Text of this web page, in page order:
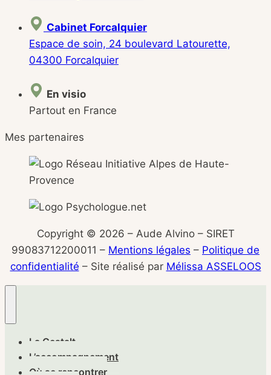
Cabinet Forcalquier
Espace de soin, 24 boulevard Latourette,
04300 Forcalquier
En visio
Partout en France
Mes partenaires
Copyright © 2026 – Aude Alvino – SIRET
99083712200011 – Mentions légales – Politique de
confidentialité – Site réalisé par Mélissa ASSELOOS
La Gestalt
L’accompagnement
Où se rencontrer